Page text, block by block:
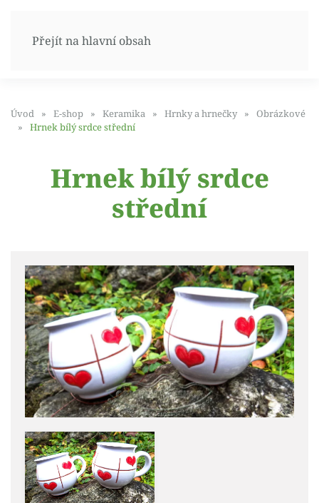
Přejít na hlavní obsah
Úvod E-shop Keramika Hrnky a hrnečky
Obrázkové
Hrnek bílý srdce střední
Hrnek bílý srdce
střední